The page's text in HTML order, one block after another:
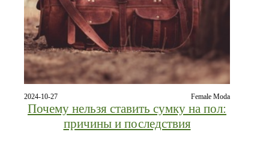
2024-10-27 Female Moda
Почему нельзя ставить сумку на пол:
причины и последствия